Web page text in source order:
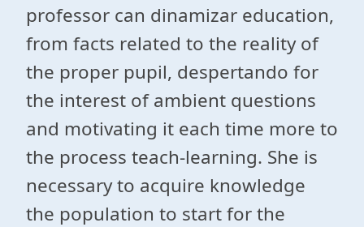
professor can dinamizar education,
from facts related to the reality of
the proper pupil, despertando for
the interest of ambient questions
and motivating it each time more to
the process teach-learning. She is
necessary to acquire knowledge
the population to start for the